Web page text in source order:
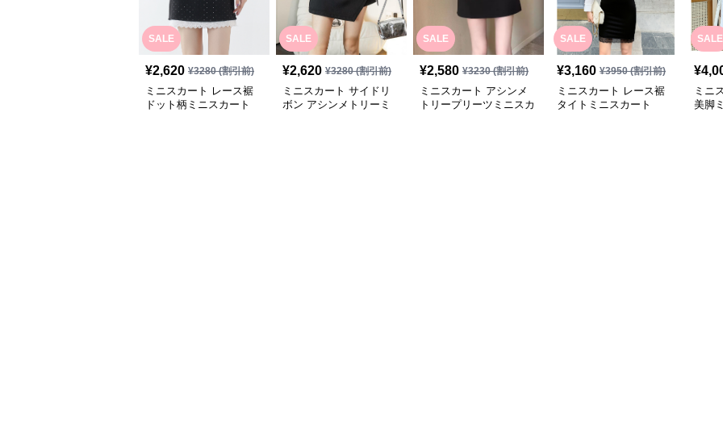
SALE
¥2,620 ¥3280(割引前)
ミニスカート レース裾
ドット柄ミニスカート
SALE
¥2,620 ¥3280(割引前)
ミニスカート サイドリ
ボン アシンメトリーミ
SALE
¥2,580 ¥3230(割引前)
ミニスカート アシンメ
トリープリーツミニスカ
SALE
¥3,160 ¥3950(割引前)
ミニスカート レース裾
タイトミニスカート
SALE
¥
ミニ
美脚